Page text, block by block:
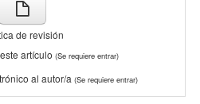
de revisión
artículo (Se requiere entrar)
al autor/a (Se requiere entrar)